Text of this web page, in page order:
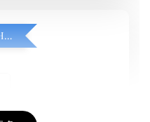
凡購買任一商品即可加購 THT 九週年紀念 T-shirt